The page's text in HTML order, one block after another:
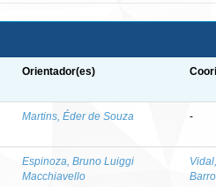
Orientador(es)
Martins, Éder de Souza -
Espinoza, Bruno Luiggi
Macchiavello